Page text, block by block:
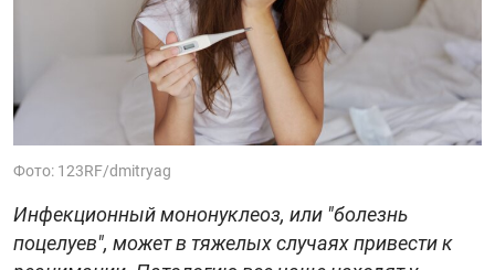
Фото: 123RF/dmitryag
Инфекционный мононуклеоз, или "болезнь
поцелуев", может в тяжелых случаях привести к